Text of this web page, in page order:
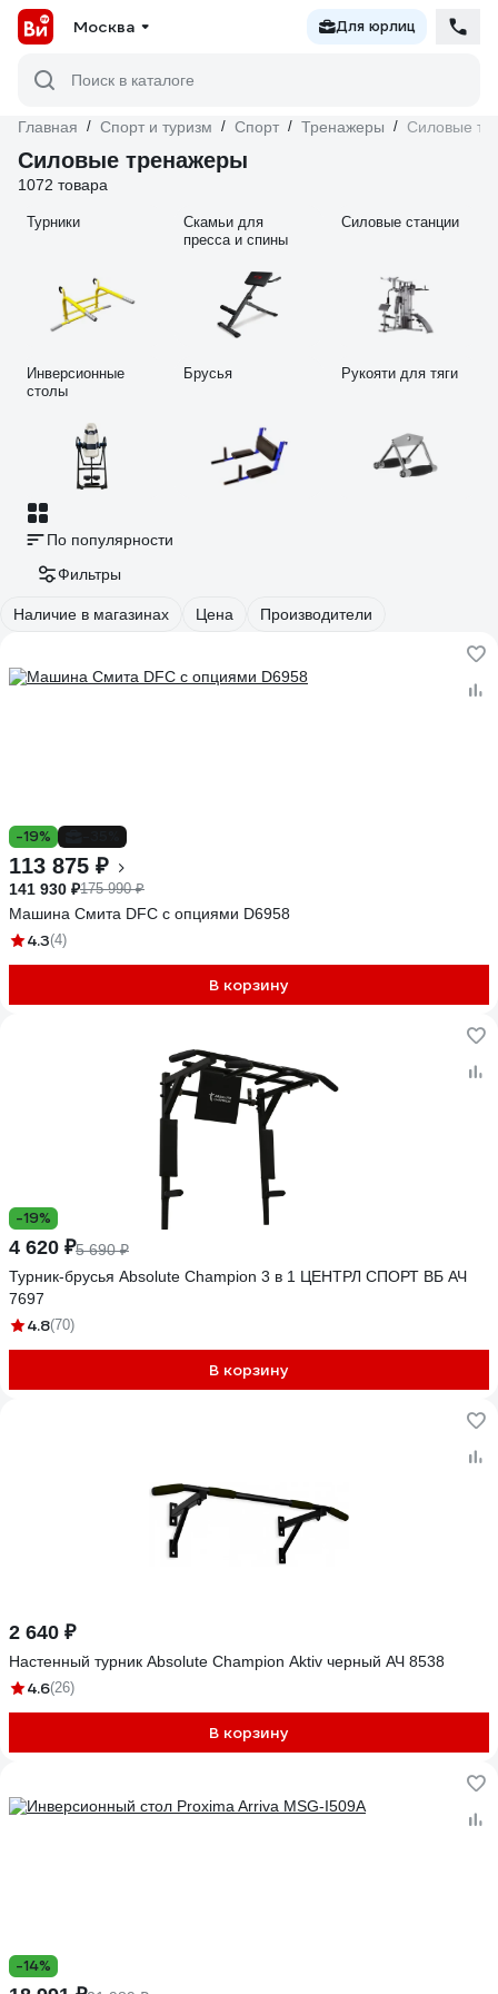
Москва Для юрлиц
Поиск в каталоге
Главная / Спорт и туризм / Спорт / Тренажеры / Силовые
Силовые тренажеры
1072 товара
Турники
Скамьи для
пресса и спины
Силовые станции
Инверсионные
столы
Брусья Рукояти для тяги
По популярности
Фильтры
Наличие в магазинах Цена Производители
-19%
113 875 ₽
141 930 ₽175 990 ₽
Машина Смита DFC с опциями D6958
4.3(4)
В корзину
-19%
4 620 ₽5 690 ₽
Турник-брусья Absolute Champion 3 в 1 ЦЕНТРЛ СПОРТ ВБ АЧ
7697
4.8(70)
В корзину
2 640 ₽
Настенный турник Absolute Champion Aktiv черный АЧ 8538
4.6(26)
В корзину
-14%